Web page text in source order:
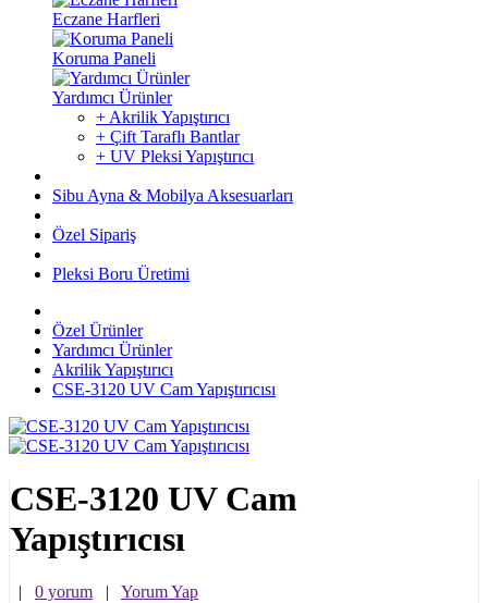
Eczane Harfleri
Koruma Paneli
Yardımcı Ürünler
+ Akrilik Yapıştırıcı
+ Çift Taraflı Bantlar
+ UV Pleksi Yapıştırıcı
Sibu Ayna & Mobilya Aksesuarları
Özel Sipariş
Pleksi Boru Üretimi
Özel Ürünler
Yardımcı Ürünler
Akrilik Yapıştırıcı
CSE-3120 UV Cam Yapıştırıcısı
CSE-3120 UV Cam
Yapıştırıcısı
0 yorum
Yorum Yap